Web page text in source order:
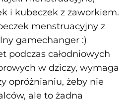
i kubeczek z zaworkiem.
menstruacyjny z
gamechanger :)
podczas całodniowych
w dziczy, wymaga
opróżnianiu, żeby nie
ale to żadna